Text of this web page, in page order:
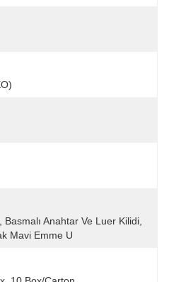
Anahtar Ve Luer Kilidi,
Mavi Emme U